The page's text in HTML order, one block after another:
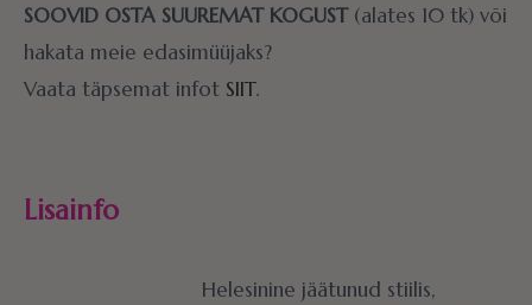
SOOVID OSTA SUUREMAT KOGUST(alates 10 tk) või
hakata meie edasimüüjaks?
Vaata täpsemat infot SIIT.
Lisainfo
Helesinine jäätunud stiilis,